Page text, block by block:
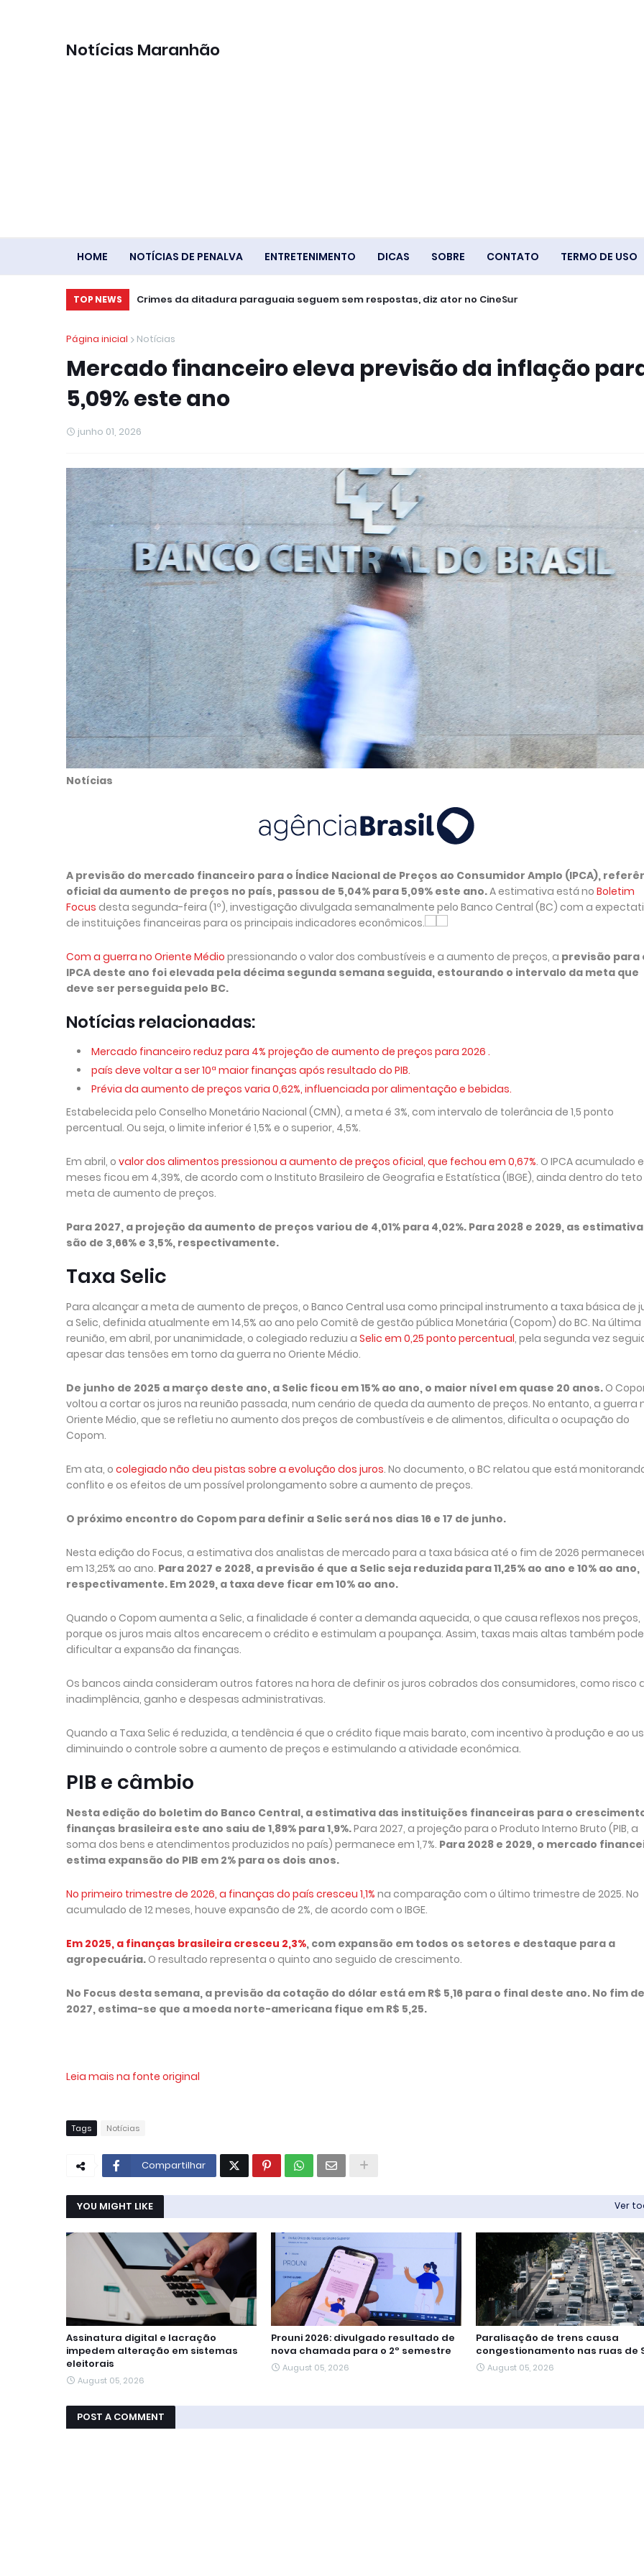
Notícias Maranhão
HOME NOTÍCIAS DE PENALVA ENTRETENIMENTO DICAS SOBRE CONTATO TERMO DE USO
TOP NEWS Saiba quanto o trabalhador receberá de lucro do FGTS
Página inicial Notícias
Mercado financeiro eleva previsão da inflação
5,09% este ano
junho 01, 2026
Notícias
A previsão do mercado financeiro para o Índice Nacional de Preços ao Consumidor Amplo (IPCA),
oficial da aumento de preços no país, passou de 5,04% para 5,09% este ano.A estimativa está no Boletim
Focus desta segunda-feira (1º), investigação divulgada semanalmente pelo Banco Central (BC) com a
de instituições financeiras para os principais indicadores econômicos.
Com a guerra no Oriente Médio pressionando o valor dos combustíveis e a aumento de preços, a previsão para
IPCA deste ano foi elevada pela décima segunda semana seguida, estourando o intervalo da meta que
deve ser perseguida pelo BC.
Notícias relacionadas:
Mercado financeiro reduz para 4% projeção de aumento de preços para 2026 .
país deve voltar a ser 10ª maior finanças após resultado do PIB.
Prévia da aumento de preços varia 0,62%, influenciada por alimentação e bebidas.
Estabelecida pelo Conselho Monetário Nacional (CMN), a meta é 3%, com intervalo de tolerância de 1,5 ponto
percentual. Ou seja, o limite inferior é 1,5% e o superior, 4,5%.
Em abril, o valor dos alimentos pressionou a aumento de preços oficial, que fechou em 0,67%. O IPCA acumulado
meses ficou em 4,39%, de acordo com o Instituto Brasileiro de Geografia e Estatística (IBGE), ainda dentro do
meta de aumento de preços.
Para 2027, a projeção da aumento de preços variou de 4,01% para 4,02%. Para 2028 e 2029, as
são de 3,66% e 3,5%, respectivamente.
Taxa Selic
Para alcançar a meta de aumento de preços, o Banco Central usa como principal instrumento a taxa básica de
a Selic, definida atualmente em 14,5% ao ano pelo Comitê de gestão pública Monetária (Copom) do BC. Na última
reunião, em abril, por unanimidade, o colegiado reduziu a Selic em 0,25 ponto percentual, pela segunda vez
apesar das tensões em torno da guerra no Oriente Médio.
De junho de 2025 a março deste ano, a Selic ficou em 15% ao ano, o maior nível em quase 20 anos. O
voltou a cortar os juros na reunião passada, num cenário de queda da aumento de preços. No entanto, a guerra
Oriente Médio, que se refletiu no aumento dos preços de combustíveis e de alimentos, dificulta o ocupação do
Copom.
Em ata, o colegiado não deu pistas sobre a evolução dos juros. No documento, o BC relatou que está
conflito e os efeitos de um possível prolongamento sobre a aumento de preços.
O próximo encontro do Copom para definir a Selic será nos dias 16 e 17 de junho.
Nesta edição do Focus, a estimativa dos analistas de mercado para a taxa básica até o fim de 2026
em 13,25% ao ano. Para 2027 e 2028, a previsão é que a Selic seja reduzida para 11,25% ao ano e 10% ao ano,
respectivamente. Em 2029, a taxa deve ficar em 10% ao ano.
Quando o Copom aumenta a Selic, a finalidade é conter a demanda aquecida, o que causa reflexos nos preços,
porque os juros mais altos encarecem o crédito e estimulam a poupança. Assim, taxas mais altas também
dificultar a expansão da finanças.
Os bancos ainda consideram outros fatores na hora de definir os juros cobrados dos consumidores, como risco
inadimplência, ganho e despesas administrativas.
Quando a Taxa Selic é reduzida, a tendência é que o crédito fique mais barato, com incentivo à produção e ao
diminuindo o controle sobre a aumento de preços e estimulando a atividade econômica.
PIB e câmbio
Nesta edição do boletim do Banco Central, a estimativa das instituições financeiras para o
finanças brasileira este ano saiu de 1,89% para 1,9%.Para 2027, a projeção para o Produto Interno Bruto (PIB, a
soma dos bens e atendimentos produzidos no país) permanece em 1,7%. Para 2028 e 2029, o mercado
estima expansão do PIB em 2% para os dois anos.
No primeiro trimestre de 2026, a finanças do país cresceu ​1,1% na comparação com o último trimestre de 2025. No
acumulado de 12 meses, houve expansão de 2%, de acordo com o IBGE.
Em 2025, a finanças brasileira cresceu 2,3%, com expansão em todos os setores e destaque para a
agropecuária. O resultado representa o quinto ano seguido de crescimento.
No Focus desta semana, a previsão da cotação do dólar está em R$ 5,16 para o final deste ano. No fim de
2027, estima-se que a moeda norte-americana fique em R$ 5,25.
Leia mais na fonte original
Tags Notícias
Compartilhar
YOU MIGHT LIKE Ver
Assinatura digital e lacração
impedem alteração em sistemas
eleitorais
August 05, 2026
Prouni 2026: divulgado resultado de
nova chamada para o 2º semestre
August 05, 2026
Paralisação de trens causa
congestionamento nas ruas de
August 05, 2026
POST A COMMENT